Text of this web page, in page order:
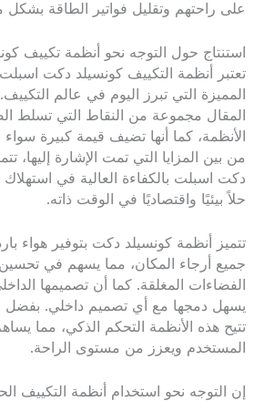
على راحتهم وتقليل فواتير الطاقة
استنتاج حول التوجه نحو أنظمة تكييف
تعتبر أنظمة التكييف كونسيلد دكت
المميزة التي تبرز اليوم في عالم التكييف.
المقال مجموعة من النقاط التي تسلط
الأنظمة، كما أنها تضيف قيمة كبيرة سواء
من بين المزايا التي تمت الإشارة إليها،
دكت اسبلت بالكفاءة العالية في استهلاك
حلاً بيئيًا واقتصاديًا في الوقت ذاته.
تتميز أنظمة كونسيلد دكت بتوفير هواء
جميع أرجاء المكان، مما يسهم في
الفضاءات المغلقة. كما أن تصميمها
يسهل دمجها مع أي تصميم داخلي. بفضل
تتيح هذه الأنظمة التحكم الذكي، مما
المستخدم ويعزز من مستوى الراحة.
إن التوجه نحو استخدام أنظمة التكييف